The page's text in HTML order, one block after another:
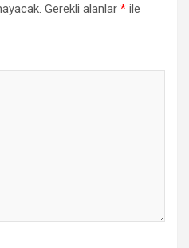
Gerekli alanlar * ile